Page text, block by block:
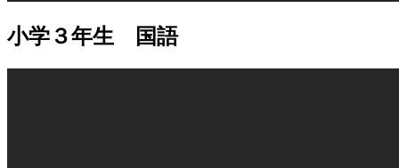
小学３年生 国語